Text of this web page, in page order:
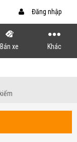
Đăng nhập
Bán xe Khác